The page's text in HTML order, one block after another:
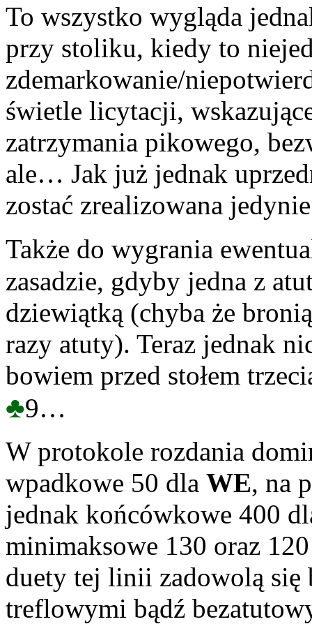
To wszystko wygląda
przy stoliku, kiedy to
zdemarkowanie/
świetle licytacji,
zatrzymania pikowego,
ale… Jak już jednak
zostać zrealizowana
Także do wygrania
zasadzie, gdyby jedna z
dziewiątką (chyba że
razy atuty). Teraz jednak
bowiem przed stołem
♣9…
W protokole rozdania
wpadkowe 50 dla WE, na
jednak końcówkowe 400
minimaksowe 130 oraz
duety tej linii zadowolą
treflowymi bądź